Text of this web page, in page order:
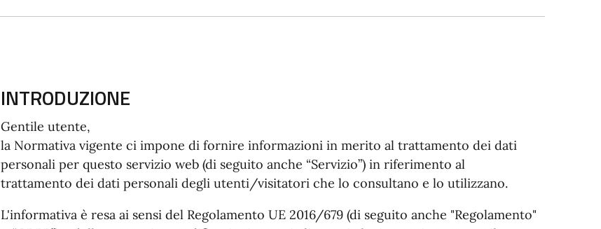
INTRODUZIONE
Gentile utente,
la Normativa vigente ci impone di fornire informazioni in merito al trattamento dei dati
personali per questo servizio web (di seguito anche “Servizio”) in riferimento al
trattamento dei dati personali degli utenti/visitatori che lo consultano e lo utilizzano.
L'informativa è resa ai sensi del Regolamento UE 2016/679 (di seguito anche "Regolamento"